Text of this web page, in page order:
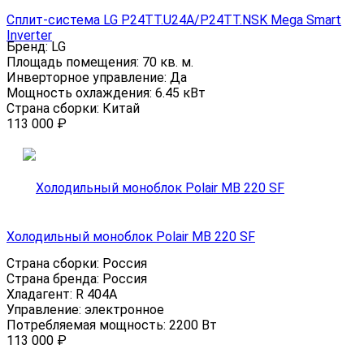
Сплит-система LG P24TT.U24A/P24TT.NSK Mega Smart
Inverter
Бренд:LG
Площадь помещения: 70 кв. м.
Инверторное управление: Да
Мощность охлаждения: 6.45 кВт
Страна сборки: Китай
113 000 ₽
Холодильный моноблок Polair MB 220 SF
Страна сборки: Россия
Страна бренда: Россия
Хладагент: R 404A
Управление: электронное
Потребляемая мощность: 2200 Вт
113 000 ₽